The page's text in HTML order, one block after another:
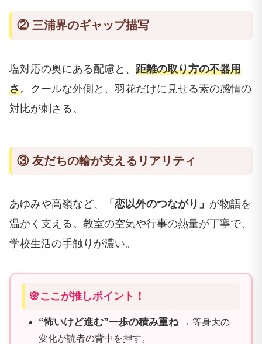
② 三浦界のギャップ描写
塩対応の奥にある配慮と、 距離の取り方の不器用
さ。クールな外側と、羽花だけに見せる素の感情の
対比が刺さる。
③ 友だちの輪が支えるリアリティ
あゆみや高嶺など、 「恋以外のつながり」 が物語を
温かく支える。教室の空気や行事の熱量が丁寧で、
学校生活の手触りが濃い。
🌸ここが推しポイント！
“怖いけど進む”一歩の積み重ね → 等身大の
変化が読者の背中を押す。